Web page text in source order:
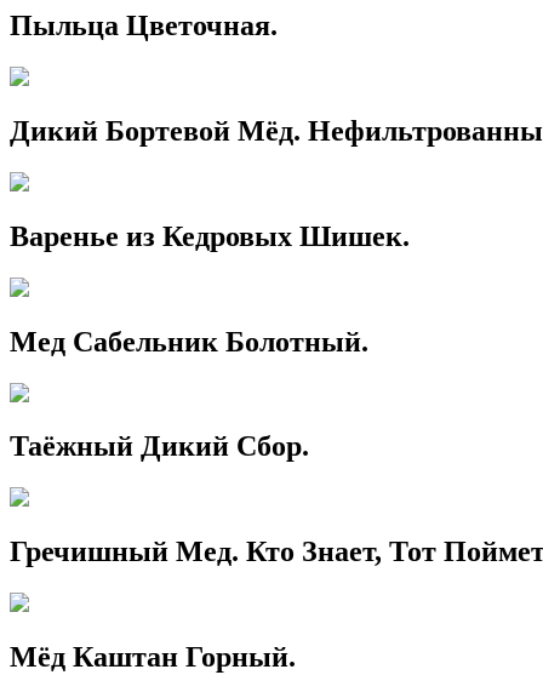
Пыльца Цветочная.
Дикий Бортевой Мёд.
Варенье из Кедровых Шишек.
Мед Сабельник Болотный.
Таёжный Дикий Сбор.
Гречишный Мед. Кто Знает, Тот
Мёд Каштан Горный.